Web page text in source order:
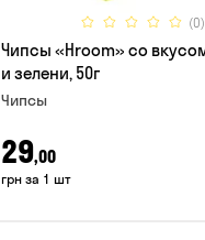
(0)
Чипсы «Hroom» со
и зелени, 50г
Чипсы
29,00
грн за 1 шт